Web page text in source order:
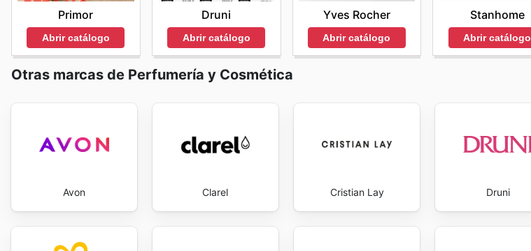
Primor
Abrir catálogo
Druni
Abrir catálogo
Yves Rocher
Abrir catálogo
Stanhome
Abrir catálogo
Otras marcas de Perfumería y Cosmética
Avon Clarel Cristian Lay Druni